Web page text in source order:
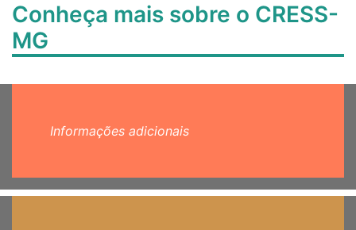
Conheça mais sobre o CRESS-
MG
Informações adicionais